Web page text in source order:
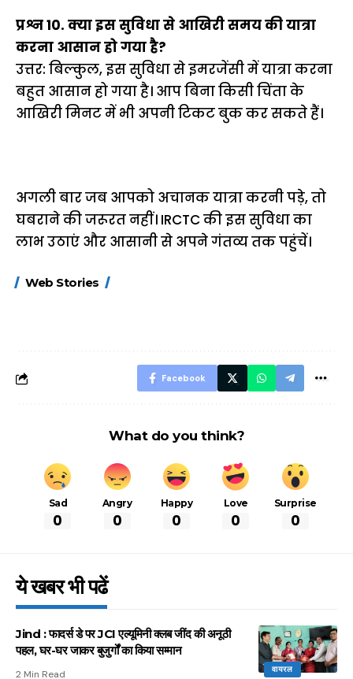
प्रश्न 10. क्या इस सुविधा से आखिरी समय की यात्रा
करना आसान हो गया है?
उत्तर: बिल्कुल, इस सुविधा से इमरजेंसी में यात्रा करना
बहुत आसान हो गया है। आप बिना किसी चिंता के
आखिरी मिनट में भी अपनी टिकट बुक कर सकते हैं।
अगली बार जब आपको अचानक यात्रा करनी पड़े, तो
घबराने की जरूरत नहीं। IRCTC की इस सुविधा का
लाभ उठाएं और आसानी से अपने गंतव्य तक पहुंचें।
Web Stories
FASTag के ये नए
Facebook
What do you think?
Sad
0
Angry
0
Happy
0
Love
0
Surprise
0
ये खबर भी पढें
वायरल
Jind : फादर्स डे पर JCI एल्यूमिनी क्लब जींद की अनूठी
पहल, घर-घर जाकर बुजुर्गों का किया सम्मान
2 Min Read